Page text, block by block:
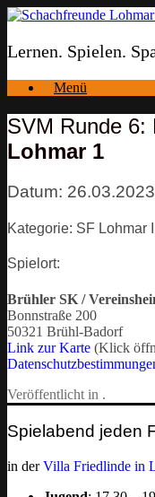
Zum
springen
Lernen. Spielen.
Menü
SVM Runde 6:
Lohmar 1
Datum:
Kategorie: SF Lohmar I
Spielort:
Brühler SK /
Bonnstraße 200
50321 Brühl-Badorf
Link zur Karte (Klick
Veröffentlicht in .
Spielabend jeden
in derVilla Friedlinde in